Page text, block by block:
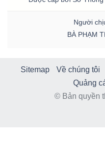
Người
BÀ PHẠM
Sitemap Về chúng tôi
Quảng
© Bản quyền